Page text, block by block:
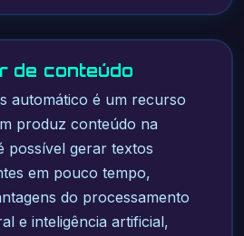
de conteúdo
automático é um recurso
produz conteúdo na
possível gerar textos
em pouco tempo,
do processamento
e inteligência artificial,